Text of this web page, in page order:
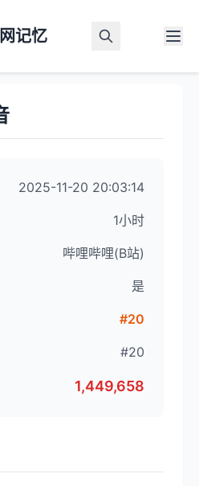
记忆
2025-11-20 20:03:14
1小时
哔哩哔哩(B站)
是
#20
#20
1,449,658